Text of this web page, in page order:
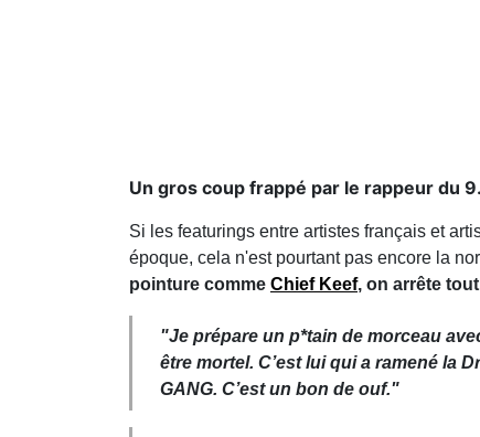
Un gros coup frappé par le rappeur du
Si les featurings entre artistes français et
époque, cela n'est pourtant pas encore la
pointure comme Chief Keef, on arrête
"Je prépare un p*tain de morceau
être mortel. C’est lui qui a ramené la
GANG. C’est un bon de ouf."